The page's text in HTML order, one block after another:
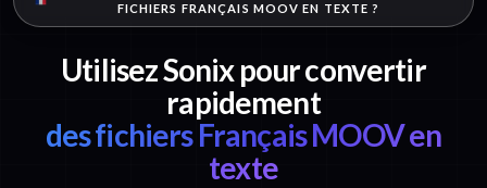
FICHIERS FRANÇAIS MOOV EN TEXTE ?
Utilisez Sonix pour convertir
rapidement
des fichiers Français MOOV en
texte